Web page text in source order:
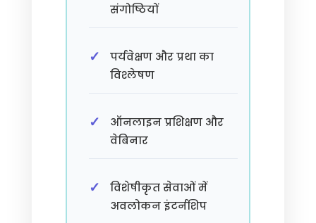
संगोष्ठियों
पर्यवेक्षण और प्रथा का
विश्लेषण
ऑनलाइन प्रशिक्षण और
वेबिनार
विशेषीकृत सेवाओं में
अवलोकन इंटर्नशिप